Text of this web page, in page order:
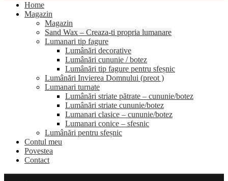
Home
Magazin
Magazin
Sand Wax – Creaza-ti propria lumanare
Lumanari tip fagure
Lumânări decorative
Lumânări cununie / botez
Lumânări tip fagure pentru sfeșnic
Lumânări Invierea Domnului (preot )
Lumanari turnate
Lumânări striate pătrate – cununie/botez
Lumânări striate cununie/botez
Lumanari clasice – cununie/botez
Lumanari conice – sfesnic
Lumânări pentru sfeșnic
Contul meu
Povestea
Contact